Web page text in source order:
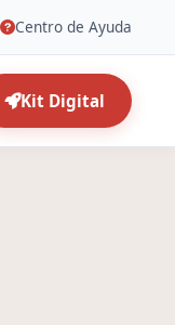
Centro de Ayuda
Kit Digital